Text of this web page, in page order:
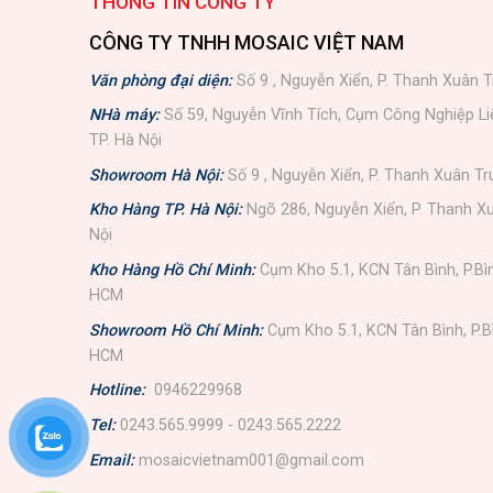
CÔNG TY TNHH MOSAIC VIỆT NAM
Văn phòng đại diện:Số 9 , Nguyễn Xiển, P. Thanh Xuân
NHà máy: Số 59, Nguyễn Vĩnh Tích, Cụm Công Nghiệp
TP. Hà Nội
Showroom Hà Nội: Số 9 , Nguyễn Xiển, P. Thanh Xuân
Kho Hàng TP. Hà Nội: Ngõ 286, Nguyễn Xiển, P. Thanh
Nội
Kho Hàng Hồ Chí Minh: Cụm Kho 5.1, KCN Tân Bình,
HCM
Showroom Hồ Chí Minh: Cụm Kho 5.1, KCN Tân Bình,
HCM
Hotline: 0946229968
Tel: 0243.565.9999 - 0243.565.2222
Email: mosaicvietnam001@gmail.com